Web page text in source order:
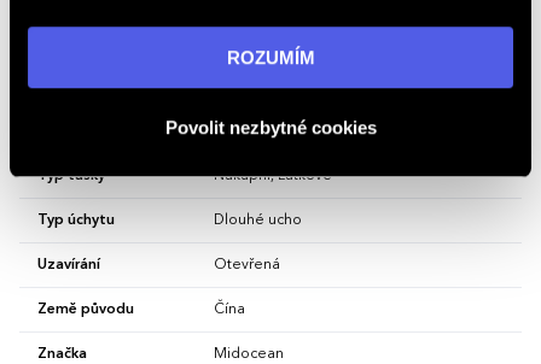
informací navštivte naši stránkuzásadách ochrany
ROZUMÍM
Povolit nezbytné cookies
Vlastnosti
Hlavní barva Mátově Zelená
bavlna
Typ tašky Nákupní, Látkové
Typ úchytu Dlouhé ucho
Uzavírání Otevřená
Země původu Čína
Značka Midocean